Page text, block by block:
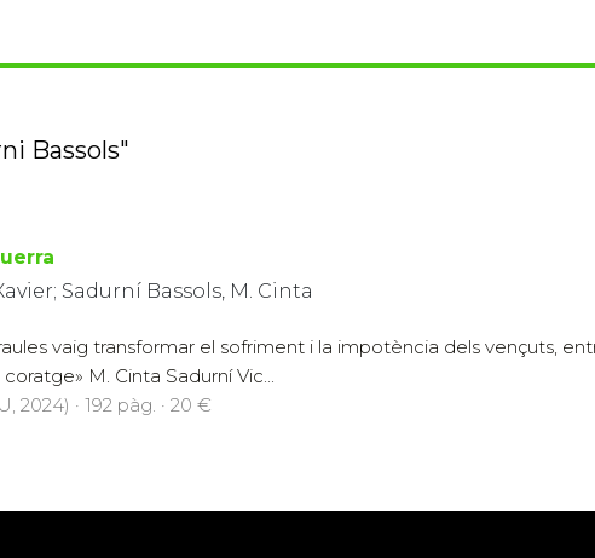
Bassols"
Sadurní Bassols, M. Cinta
vaig transformar el sofriment i la impotència dels vençuts,
M. Cinta Sadurní Vic...
2024) · 192 pàg. · 20 €